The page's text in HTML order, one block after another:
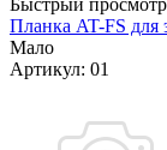
Планка AT-FS для
Мало
Артикул: 01